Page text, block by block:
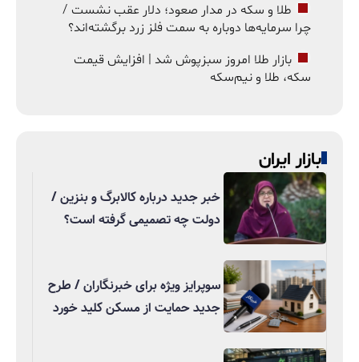
طلا و سکه در مدار صعود؛ دلار عقب نشست /
چرا سرمایه‌ها دوباره به سمت فلز زرد برگشته‌اند؟
بازار طلا امروز سبزپوش شد | افزایش قیمت
سکه، طلا و نیم‌سکه
بازار ایران
خبر جدید درباره کالابرگ و بنزین /
دولت چه تصمیمی گرفته است؟
سوپرایز ویژه برای خبرنگاران / طرح
جدید حمایت از مسکن کلید خورد